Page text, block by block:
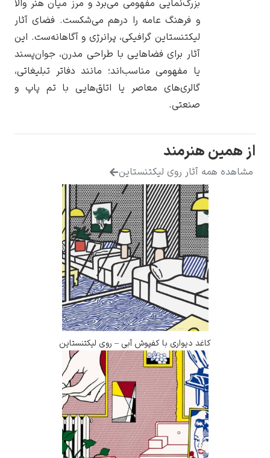
پرفروش‌ترین
تابلوها
بزرگ‌نمایی مفهومی می‌برد و مرز میان هنر والا
و فرهنگ عامه را درهم می‌شکست. فضای آثار
لیکتنستاین گرافیکی، پرانرژی و آگاهانه‌ست. این
آثار برای فضاهایی با طراحی مدرن، جوان‌پسند
یا مفهومی مناسب‌اند؛ مانند دفاتر تبلیغاتی،
گالری‌های معاصر یا اتاق‌هایی با تم پاپ و
صنعتی.
هنرمند
همه آثار روی لیکتنستاین
کاغد دیواری با کفپوش آبی – روی لیکتنستاین